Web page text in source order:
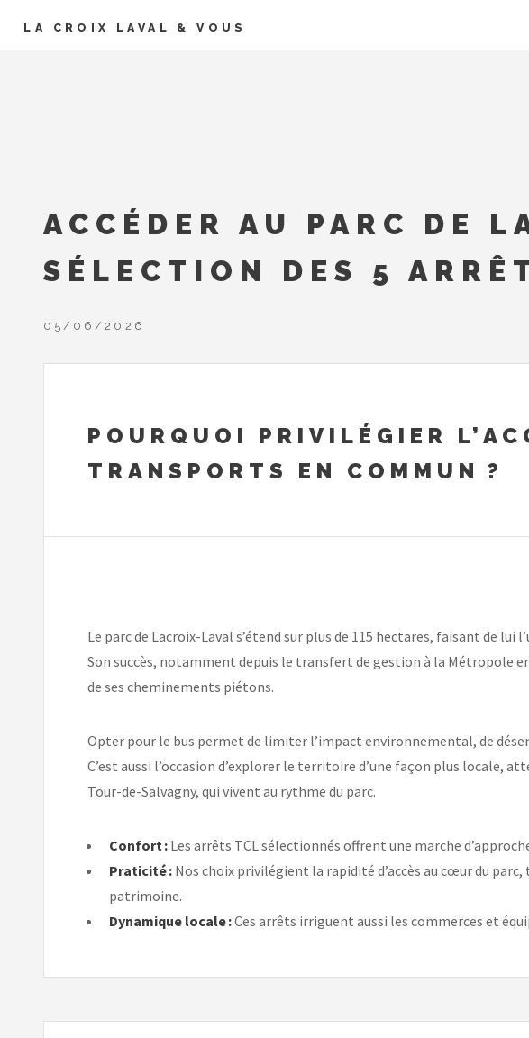
LA CROIX LAVAL & VOUS
ACCÉDER AU PARC DE
SÉLECTION DES 5
05/06/2026
POURQUOI PRIVILÉGIER
TRANSPORTS EN COMMUN ?
Le parc de Lacroix-Laval s’étend sur plus de 115 hectares, faisant de
Son succès, notamment depuis le transfert de gestion à la Métropole
de ses cheminements piétons.
Opter pour le bus permet de limiter l’impact environnemental, de
C’est aussi l’occasion d’explorer le territoire d’une façon plus locale,
Tour-de-Salvagny, qui vivent au rythme du parc.
Confort : Les arrêts TCL sélectionnés offrent une marche
Praticité : Nos choix privilégient la rapidité d’accès au cœur du
patrimoine.
Dynamique locale :Ces arrêts irriguent aussi les commerces et